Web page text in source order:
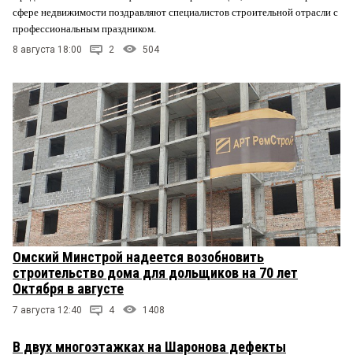
сфере недвижимости поздравляют специалистов строительной отрасли с
профессиональным праздником.
8 августа 18:00 2 504
Омский Минстрой надеется возобновить
строительство дома для дольщиков на 70 лет
Октября в августе
7 августа 12:40 4 1408
В двух многоэтажках на Шаронова дефекты